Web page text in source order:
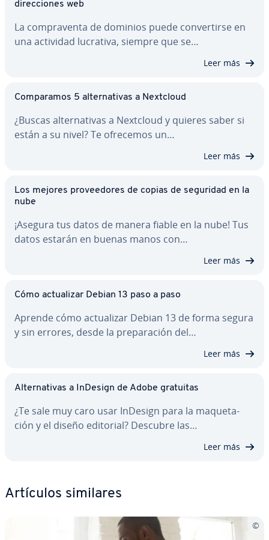
di­re­c­cio­nes web
La co­m­pra­ve­n­ta de dominios puede co­n­ve­r­ti­r­se en
una actividad lucrativa, siempre que se…
Leer más
Co­m­pa­ra­mos 5 al­te­r­na­ti­vas a Nextcloud
¿Buscas al­te­r­na­ti­vas a Nextcloud y quieres saber si
están a su nivel? Te ofrecemos un…
Leer más
Los mejores pro­vee­do­res de copias de seguridad en la
nube
¡Asegura tus datos de manera fiable en la nube! Tus
datos estarán en buenas manos con…
Leer más
Cómo ac­tua­li­zar Debian 13 paso a paso
Aprende cómo ac­tua­li­zar Debian 13 de forma segura
y sin errores, desde la pre­pa­ra­ción del…
Leer más
Al­te­r­na­ti­vas a InDesign de Adobe gratuitas
¿Te sale muy caro usar InDesign para la ma­que­ta­
ción y el diseño editorial? Descubre las…
Leer más
Artículos similares